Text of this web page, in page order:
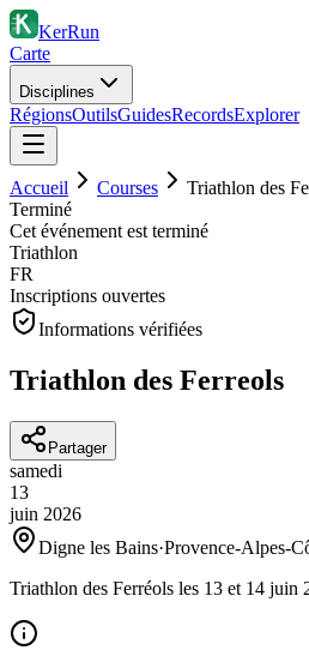
KerRun
Carte
Disciplines
RégionsOutilsGuidesRecordsExplorer
Accueil Courses
Triathlon des
Terminé
Cet événement est terminé
Triathlon
FR
Inscriptions ouvertes
Informations vérifiées
Triathlon des Ferreols
Partager
samedi
13
juin 2026
Digne les Bains·Provence-Alpes-
Triathlon des Ferréols les 13 et 14